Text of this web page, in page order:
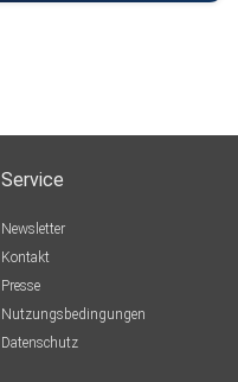
Service
Newsletter
Kontakt
Presse
Nutzungsbedingungen
Datenschutz